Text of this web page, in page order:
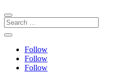
Follow
Follow
Follow